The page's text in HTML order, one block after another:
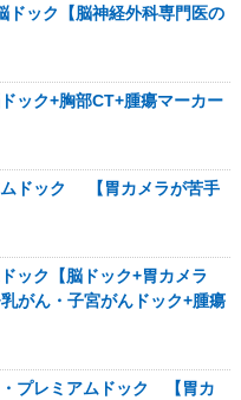
ドック【脳神経外科専門医の
ック+胸部CT+腫瘍マーカー
ムドック 【胃カメラが苦手
ック【脳ドック+胃カメラ
がん・子宮がんドック+腫瘍
プレミアムドック 【胃カ